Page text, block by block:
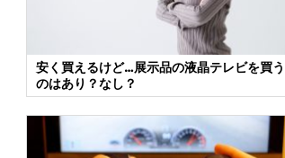
安く買えるけど…展示品の液晶テレビを買う
のはあり？なし？